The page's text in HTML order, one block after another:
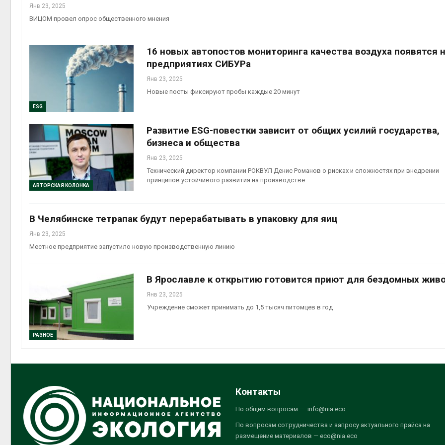
Янв 23, 2025
ВИЦОМ провел опрос общественного мнения
ESG
16 новых автопостов мониторинга качества воздуха появятся
предприятиях СИБУРа
Янв 23, 2025
Новые посты фиксируют пробы каждые 20 минут
АВТОРСКАЯ КОЛОНКА
Развитие ESG-повестки зависит от общих усилий государства,
бизнеса и общества
Янв 23, 2025
Технический директор компании РОКВУЛ Денис Романов о рисках и сложностях при внедрении
принципов устойчивого развития на производстве
В Челябинске тетрапак будут перерабатывать в упаковку для яиц
Янв 23, 2025
Местное предприятие запустило новую производственную линию
РАЗНОЕ
В Ярославле к открытию готовится приют для бездомных
Янв 23, 2025
Учреждение сможет принимать до 1,5 тысяч питомцев в год
Контакты
По общим вопросам — info@nia.eco
По вопросам сотрудничества и запросу актуального прайса на
размещение материалов — eco@nia.eco